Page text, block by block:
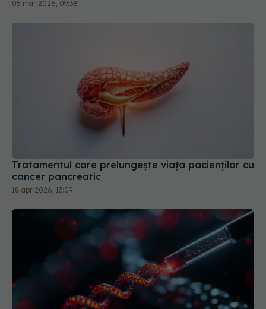
05 mar 2026, 09:38
Tratamentul care prelungește viața pacienților cu
cancer pancreatic
18 apr 2026, 13:09